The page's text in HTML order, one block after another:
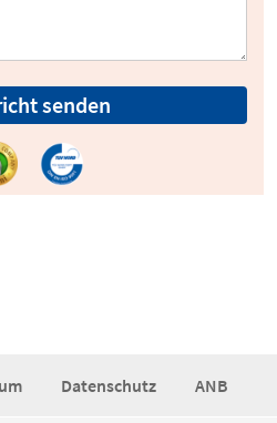
senden
Datenschutz ANB